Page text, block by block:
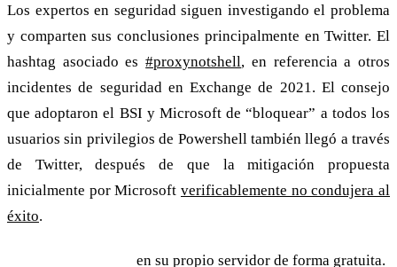
Los expertos en seguridad siguen investigando el problema
y comparten sus conclusiones principalmente en Twitter. El
hashtag asociado es#proxynotshell, en referencia a otros
incidentes de seguridad en Exchange de 2021. El consejo
que adoptaron el BSI y Microsoft de “bloquear” a todos los
usuarios sin privilegios de Powershell también llegó a través
de Twitter, después de que la mitigación propuesta
inicialmente por Microsoft verificablemente no condujera al
éxito.
en su propio servidor de forma gratuita.